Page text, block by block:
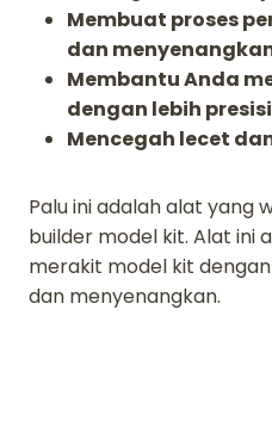
Membuat proses
dan
Membantu Anda
dengan lebih presisi
Mencegah lecet
Palu ini adalah alat yang
builder model kit. Alat ini
merakit model kit
dan menyenangkan.